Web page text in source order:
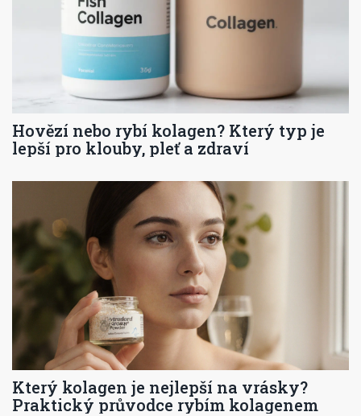
Hovězí nebo rybí kolagen? Který typ je
lepší pro klouby, pleť a zdraví
Který kolagen je nejlepší na vrásky?
Praktický průvodce rybím kolagenem